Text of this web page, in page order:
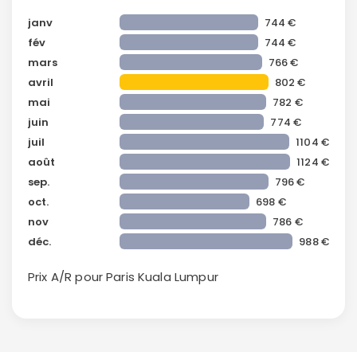
janv
744 €
fév
744 €
mars
766 €
avril
802 €
mai
782 €
juin
774 €
juil
1104 €
août
1124 €
sep.
796 €
oct.
698 €
nov
786 €
déc.
988 €
Prix A/R pour Paris Kuala Lumpur